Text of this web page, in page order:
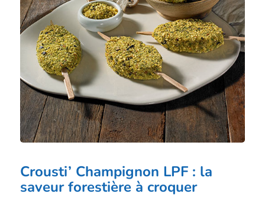
Crousti’ Champignon LPF : la
saveur forestière à croquer